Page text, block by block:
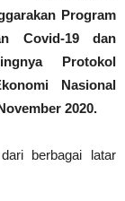
Program
Covid-19 dan
Protokol
Nasional
2020.
berbagai latar